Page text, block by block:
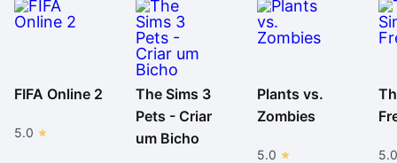
FIFA Online 2
5.0
The Sims 3
Pets - Criar
um Bicho
Plants vs.
Zombies
5.0 5.0